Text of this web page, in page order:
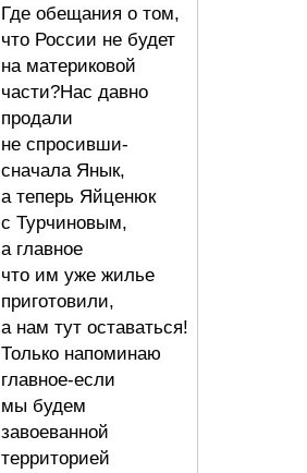
Где обещания о том,
что России не будет
на материковой
части?Нас давно
продали
не спросивши-
сначала Янык,
а теперь Яйценюк
с Турчиновым,
а главное
что им уже жилье
приготовили,
а нам тут оставаться!
Только напоминаю
главное-если
мы будем
завоеванной
территорией